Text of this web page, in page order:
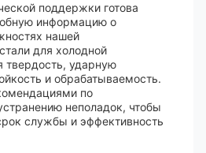
поддержки готова
информацию о
нашей
для холодной
твердость, ударную
и обрабатываемость.
по
неполадок, чтобы
службы и эффективность